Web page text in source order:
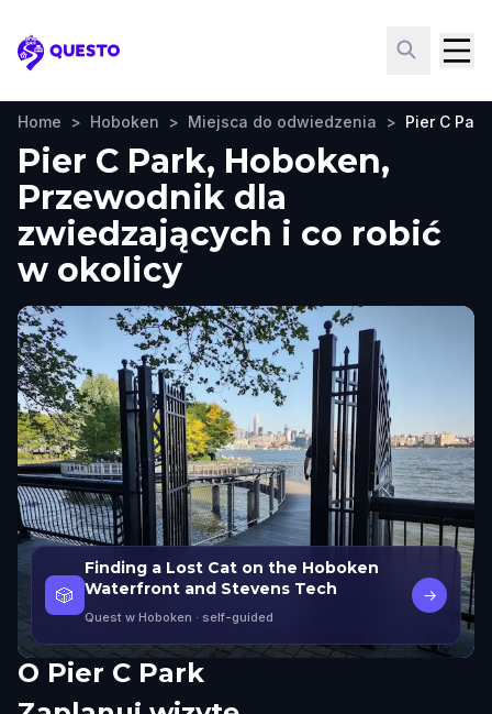
Questo
Home > Hoboken > Miejsca do odwiedzenia > Pier C Park
Pier C Park, Hoboken,
Przewodnik dla
zwiedzających i co robić
w okolicy
🎲
Finding a Lost Cat on the Hoboken
Waterfront and Stevens Tech
Quest w Hoboken · self-guided
→
O Pier C Park